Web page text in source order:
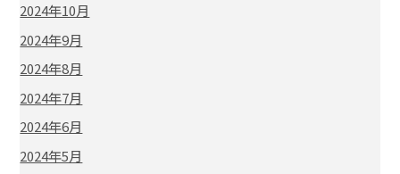
2024年10月
2024年9月
2024年8月
2024年7月
2024年6月
2024年5月